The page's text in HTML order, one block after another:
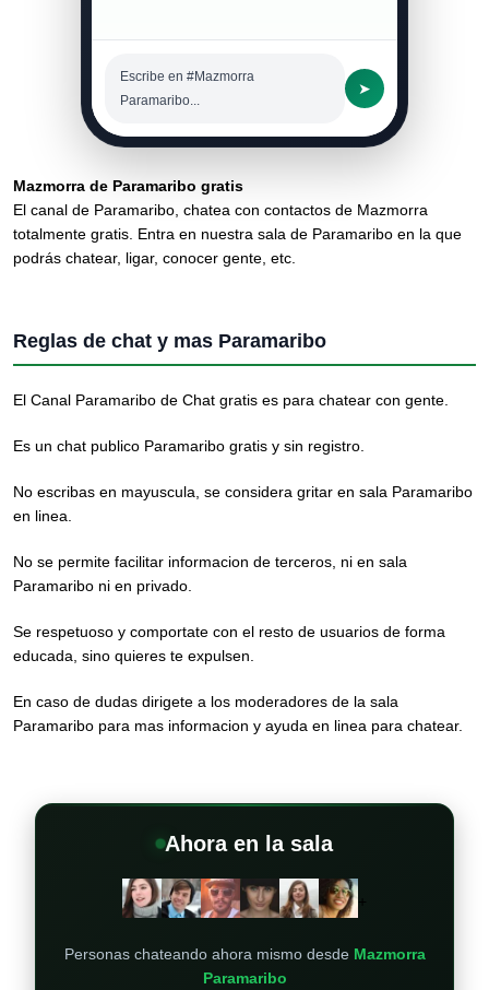
Escribe en #Mazmorra
Paramaribo...
➤
Mazmorra de Paramaribo gratis
El canal de Paramaribo, chatea con contactos de Mazmorra
totalmente gratis. Entra en nuestra sala de Paramaribo en la que
podrás chatear, ligar, conocer gente, etc.
Reglas de chat y mas Paramaribo
El Canal Paramaribo de Chat gratis es para chatear con gente.
Es un chat publico Paramaribo gratis y sin registro.
No escribas en mayuscula, se considera gritar en sala Paramaribo
en linea.
No se permite facilitar informacion de terceros, ni en sala
Paramaribo ni en privado.
Se respetuoso y comportate con el resto de usuarios de forma
educada, sino quieres te expulsen.
En caso de dudas dirigete a los moderadores de la sala
Paramaribo para mas informacion y ayuda en linea para chatear.
Ahora en la sala
Personas chateando ahora mismo desde Mazmorra
Paramaribo